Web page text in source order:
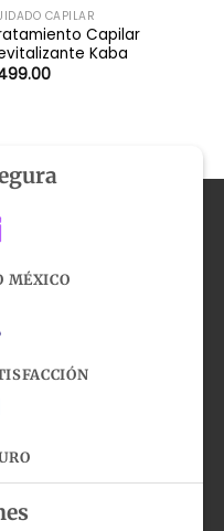
CAPILAR
Capilar
Kaba
MÉXICO